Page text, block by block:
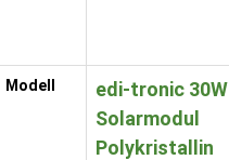
Modell
edi-tronic 30W
Solarmodul
Polykristallin